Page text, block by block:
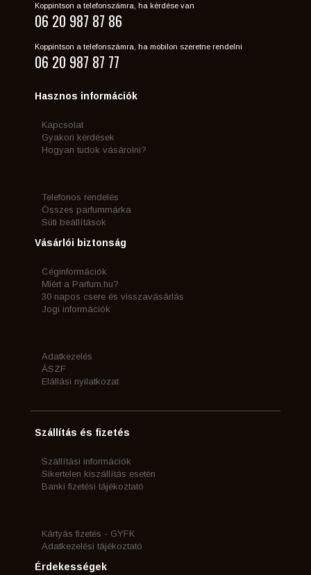
Koppintson a telefonszámra, ha kérdése van
06 20 987 87 86
Koppintson a telefonszámra, ha mobilon szeretne rendelni
06 20 987 87 77
Hasznos információk
Kapcsolat
Gyakori kérdések
Hogyan tudok vásárolni?
Telefonos rendelés
Összes parfummárka
Süti beállítások
Vásárlói biztonság
Céginformációk
Miért a Parfum.hu?
30 napos csere és visszavásárlás
Jogi információk
Adatkezelés
ÁSZF
Elállási nyilatkozat
Szállítás és fizetés
Szállítási információk
Sikertelen kiszállítás esetén
Banki fizetési tájékoztató
Kártyás fizetés - GYFK
Adatkezelési tájékoztató
Érdekességek